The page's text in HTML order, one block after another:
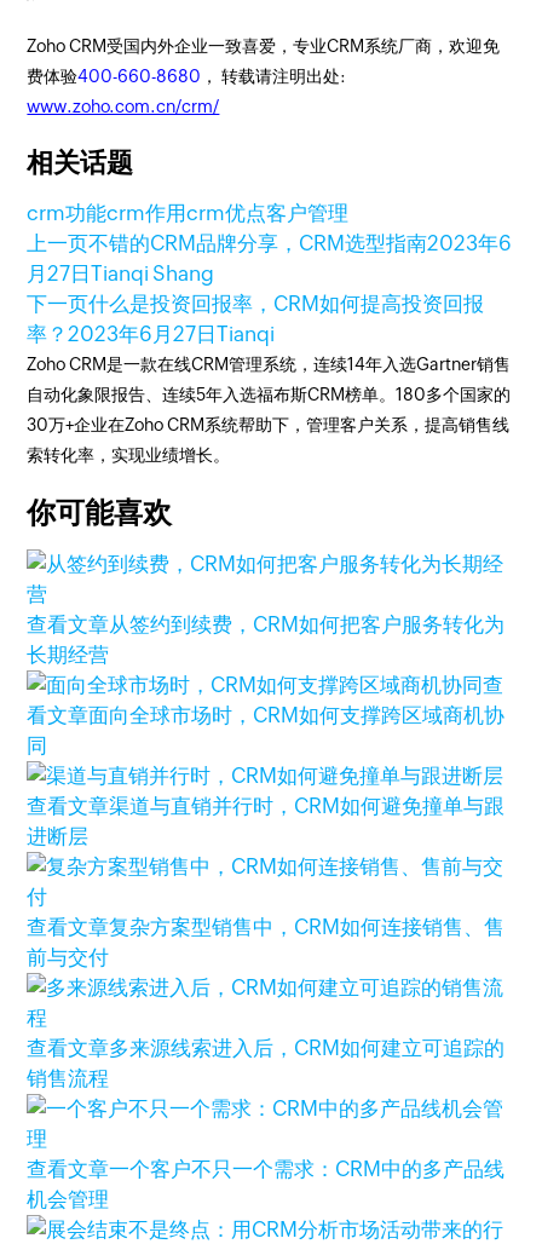
Zoho CRM受国内外企业一致喜爱，专业CRM系统厂商，欢迎免
费体验400-660-8680 ， 转载请注明出处:
www.zoho.com.cn/crm/
相关话题
crm功能crm作用crm优点客户管理
上一页不错的CRM品牌分享，CRM选型指南2023年6
月27日Tianqi Shang
下一页什么是投资回报率，CRM如何提高投资回报
率？ 2023年6月27日Tianqi
Zoho CRM是一款在线CRM管理系统，连续14年入选Gartner销售
自动化象限报告、连续5年入选福布斯CRM榜单。180多个国家的
30万+企业在Zoho CRM系统帮助下，管理客户关系，提高销售线
索转化率，实现业绩增长。
你可能喜欢
查看文章从签约到续费，CRM如何把客户服务转化为
长期经营
查
看文章面向全球市场时，CRM如何支撑跨区域商机协
同
查看文章渠道与直销并行时，CRM如何避免撞单与跟
进断层
查看文章复杂方案型销售中，CRM如何连接销售、售
前与交付
查看文章多来源线索进入后，CRM如何建立可追踪的
销售流程
查看文章一个客户不只一个需求：CRM中的多产品线
机会管理